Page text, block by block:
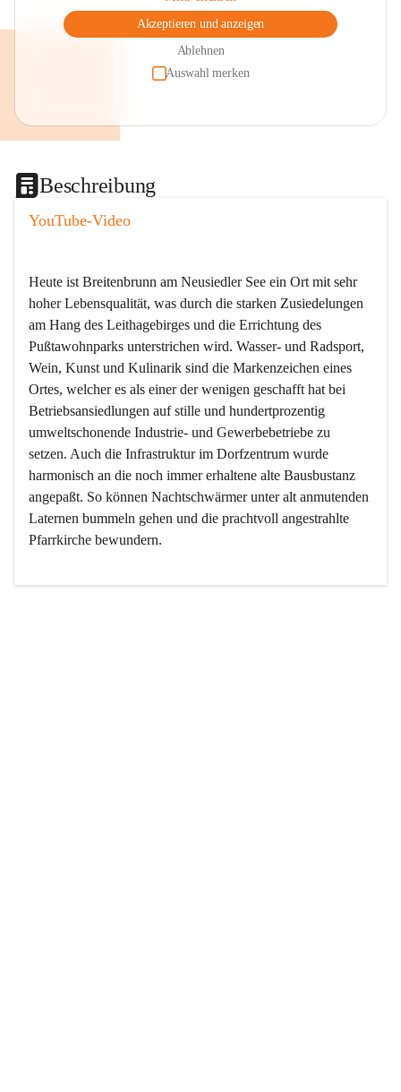
Akzeptieren und anzeigen
Ablehnen
Auswahl merken
Beschreibung
YouTube-Video
Heute ist Breitenbrunn am Neusiedler See ein Ort mit sehr
hoher Lebensqualität, was durch die starken Zusiedelungen
am Hang des Leithagebirges und die Errichtung des
Pußtawohnparks unterstrichen wird. Wasser- und Radsport,
Wein, Kunst und Kulinarik sind die Markenzeichen eines
Ortes, welcher es als einer der wenigen geschafft hat bei
Betriebsansiedlungen auf stille und hundertprozentig
umweltschonende Industrie- und Gewerbebetriebe zu
setzen. Auch die Infrastruktur im Dorfzentrum wurde
harmonisch an die noch immer erhaltene alte Bausbustanz
angepaßt. So können Nachtschwärmer unter alt anmutenden
Laternen bummeln gehen und die prachtvoll angestrahlte
Pfarrkirche bewundern.
Der Weinbau dominert heute nicht mehr, ist aber integrativer